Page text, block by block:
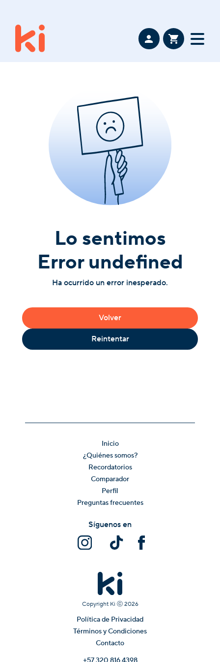
Lo sentimos
Error undefined
Ha ocurrido un error inesperado.
Volver
Reintentar
Inicio
¿Quiénes somos?
Recordatorios
Comparador
Perfil
Preguntas frecuentes
Copyright Ki ⓒ 2026
Política de Privacidad
Términos y Condiciones
Contacto
Síguenos en